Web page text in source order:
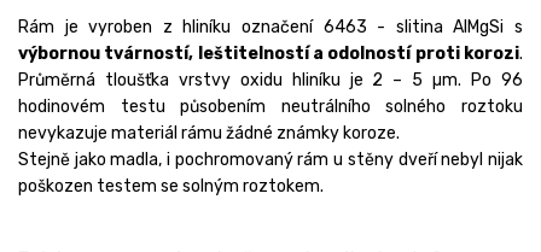
Rám je vyroben z hliníku označení 6463 - slitina AlMgSi s
výbornou tvárností, leštitelností a odolností proti korozi.
Průměrná tloušťka vrstvy oxidu hliníku je 2 – 5 µm. Po 96
hodinovém testu působením neutrálního solného roztoku
nevykazuje materiál rámu žádné známky koroze.
Stejně jako madla, i pochromovaný rám u stěny dveří nebyl nijak
poškozen testem se solným roztokem.